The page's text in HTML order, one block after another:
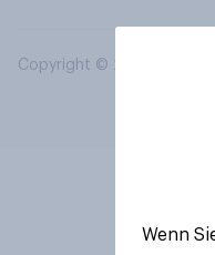
Copyright © 2026 YouGov
Wenn